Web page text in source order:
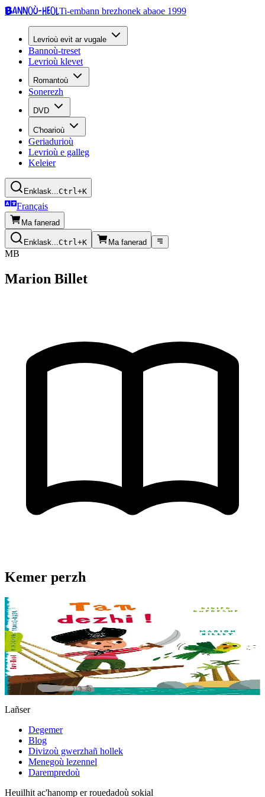
Bannoù-heolTi-embann brezhonek abaoe 1999
Levrioù evit ar vugale
Bannoù-treset
Levrioù klevet
Romantoù
Sonerezh
DVD
C'hoarioù
Geriadurioù
Levrioù e galleg
Keleier
Enklask...Ctrl+K
Français
Ma fanerad
Enklask...Ctrl+K Ma fanerad
MB
Marion Billet
Kemer perzh
6 vloaz hag ouzhpenn
Tan dezhi !
Yannig n’eo ket evit padout ken. Pe war lestr ar vorlaeron pe war an
enez didud e vez ret sentiñ ha plegañ dalc’hmat. Poent bras mont
war-du ar frankiz !
Er stok
5,50 €
Lañser
Degemer
Blog
Divizoù gwerzhañ hollek
Menegoù lezennel
Darempredoù
Heuilhit ac'hanomp er rouedadoù sokial